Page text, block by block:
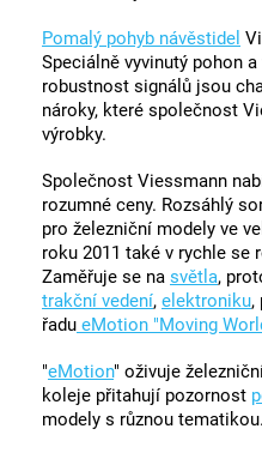
Pomalý pohyb návěstidel
Speciálně vyvinutý pohon
robustnost signálů jsou
nároky, které společnost
výrobky.
Společnost Viessmann
rozumné ceny. Rozsáhlý
pro železniční modely ve
roku 2011 také v rychle se
Zaměřuje se na světla,
trakční vedení, elektroniku,
řadu eMotion "Moving
"eMotion" oživuje
koleje přitahují pozornost
modely s různou tematikou.